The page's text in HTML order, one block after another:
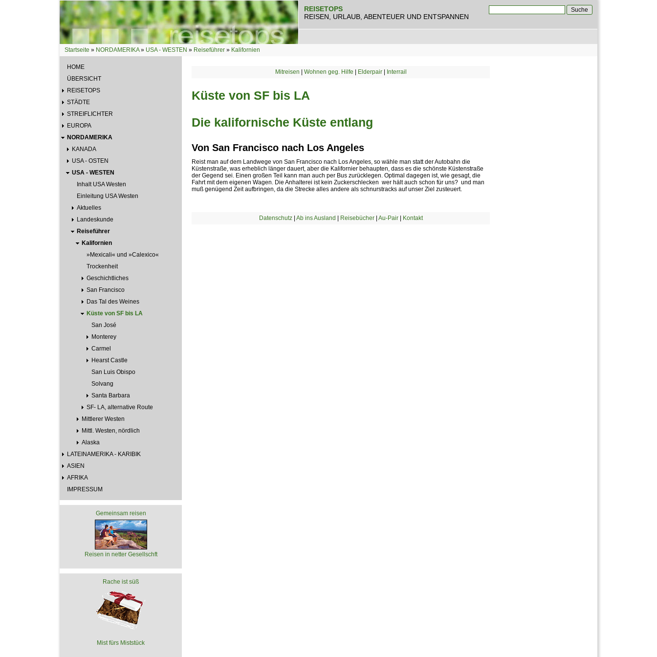
REISETOPS
REISEN, URLAUB, ABENTEUER UND ENTSPANNEN
Sie sind hier
Startseite » NORDAMERIKA» USA - WESTEN » Reiseführer » Kalifornien
HOME
ÜBERSICHT
REISETOPS
STÄDTE
STREIFLICHTER
EUROPA
NORDAMERIKA
KANADA
USA - OSTEN
USA - WESTEN
Inhalt USA Westen
Einleitung USA Westen
Aktuelles
Landeskunde
Reiseführer
Kalifornien
»Mexicali« und »Calexico«
Trockenheit
Geschichtliches
San Francisco
Das Tal des Weines
Küste von SF bis LA
San José
Monterey
Carmel
Hearst Castle
San Luis Obispo
Solvang
Santa Barbara
SF- LA, alternative Route
Mittlerer Westen
Mittl. Westen, nördlich
Alaska
LATEINAMERIKA - KARIBIK
ASIEN
AFRIKA
IMPRESSUM
Gemeinsam reisen
Reisen in netter Gesellschft
Rache ist süß
Mist fürs Miststück
Mitreisen Wohnen geg. Hilfe Elderpair| Interrail
Küste von SF bis LA
Die kalifornische Küste entlang
Von San Francisco nach Los Angeles
Reist man auf dem Landwege von San Francisco nach Los Angeles, so wähle man statt der Autobahn die
Küstenstraße, was erheblich länger dauert, aber die Kalifornier behaupten, dass es die schönste Küstenstraße
der Gegend sei. Einen großen Teil kann man auch per Bus zurücklegen. Optimal dagegen ist, wie gesagt, die
Fahrt mit dem eigenen Wagen. Die Anhalterei ist kein Zuckerschlecken  wer hält auch schon für uns?  und man
muß genügend Zeit aufbringen, da die Strecke alles andere als schnurstracks auf unser Ziel zusteuert.
Datenschutz| Ab ins Ausland Reisebücher| Au-Pair| Kontakt